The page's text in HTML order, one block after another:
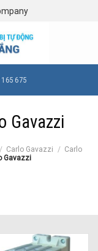
165 675
Gavazzi
/ Carlo Gavazzi / Carlo
Gavazzi